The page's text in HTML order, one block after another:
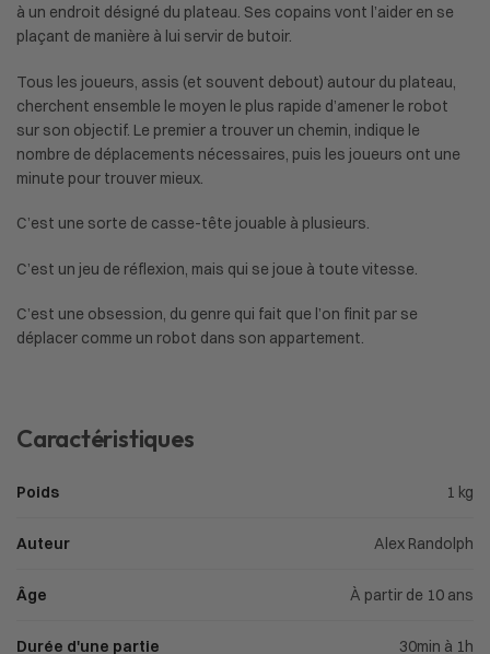
à un endroit désigné du plateau. Ses copains vont l’aider en se
plaçant de manière à lui servir de butoir.
Tous les joueurs, assis (et souvent debout) autour du plateau,
cherchent ensemble le moyen le plus rapide d’amener le robot
sur son objectif. Le premier a trouver un chemin, indique le
nombre de déplacements nécessaires, puis les joueurs ont une
minute pour trouver mieux.
C’est une sorte de casse-tête jouable à plusieurs.
C’est un jeu de réflexion, mais qui se joue à toute vitesse.
C’est une obsession, du genre qui fait que l’on finit par se
déplacer comme un robot dans son appartement.
Caractéristiques
Poids 1 kg
Auteur Alex Randolph
Âge À partir de 10 ans
Durée d'une partie 30min à 1h